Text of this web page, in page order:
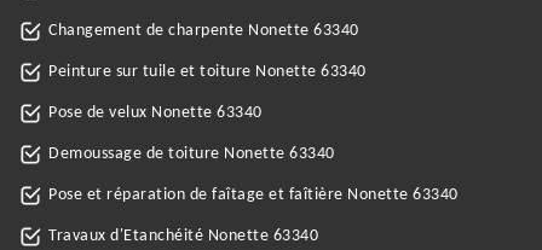
Changement de charpente Nonette 63340
Peinture sur tuile et toiture Nonette 63340
Pose de velux Nonette 63340
Demoussage de toiture Nonette 63340
Pose et réparation de faîtage et faîtière Nonette 63340
Travaux d'Etanchéité Nonette 63340